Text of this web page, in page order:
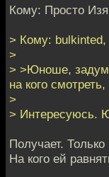
Кому: Просто
> Кому: bulkinted,
>
> >Юноше,
на кого
>
> Интересуюсь.
Получает.
На кого ей